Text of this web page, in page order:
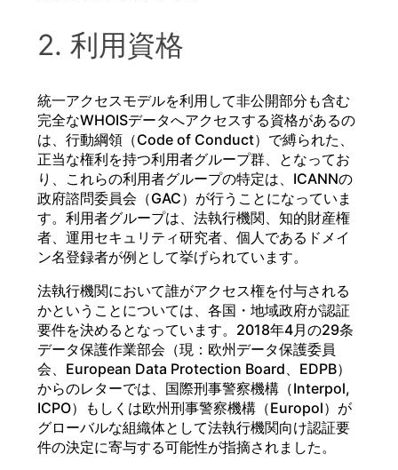
2. 利用資格
統一アクセスモデルを利用して非公開部分も含む
完全なWHOISデータへアクセスする資格があるの
は、行動綱領（Code of Conduct）で縛られた、
正当な権利を持つ利用者グループ群、となってお
り、これらの利用者グループの特定は、ICANNの
政府諮問委員会（GAC）が行うことになっていま
す。利用者グループは、法執行機関、知的財産権
者、運用セキュリティ研究者、個人であるドメイ
ン名登録者が例として挙げられています。
法執行機関において誰がアクセス権を付与される
かということについては、各国・地域政府が認証
要件を決めるとなっています。2018年4月の29条
データ保護作業部会（現：欧州データ保護委員
会、European Data Protection Board、EDPB）
からのレターでは、国際刑事警察機構（Interpol,
ICPO）もしくは欧州刑事警察機構（Europol）が
グローバルな組織体として法執行機関向け認証要
件の決定に寄与する可能性が指摘されました。